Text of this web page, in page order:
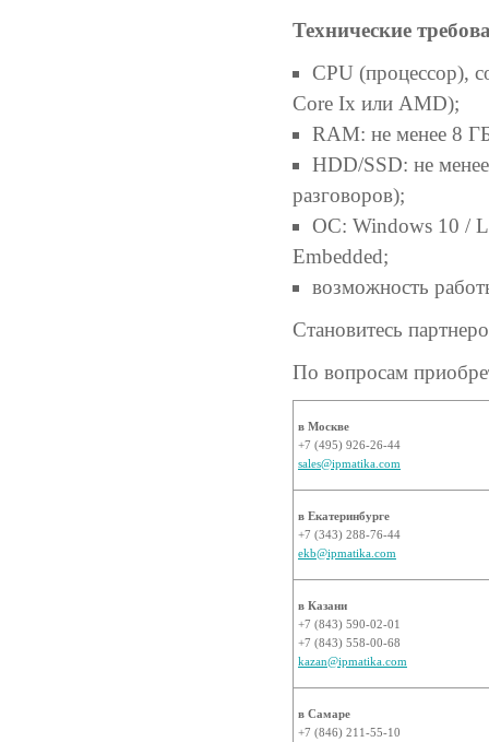
Технические
CPU (процессор),
Core Ix или AMD);
RAM: не менее 8
HDD/SSD: не
разговоров);
ОС: Windows 10 /
Embedded;
возможность
Становитесь
По вопросам
в Москве
+7 (495) 926-26-44
sales@ipmatika.com
в Екатеринбурге
+7 (343) 288-76-44
ekb@ipmatika.com
в Казани
+7 (843) 590-02-01
+7 (843) 558-00-68
kazan@ipmatika.com
в Самаре
+7 (846) 211-55-10